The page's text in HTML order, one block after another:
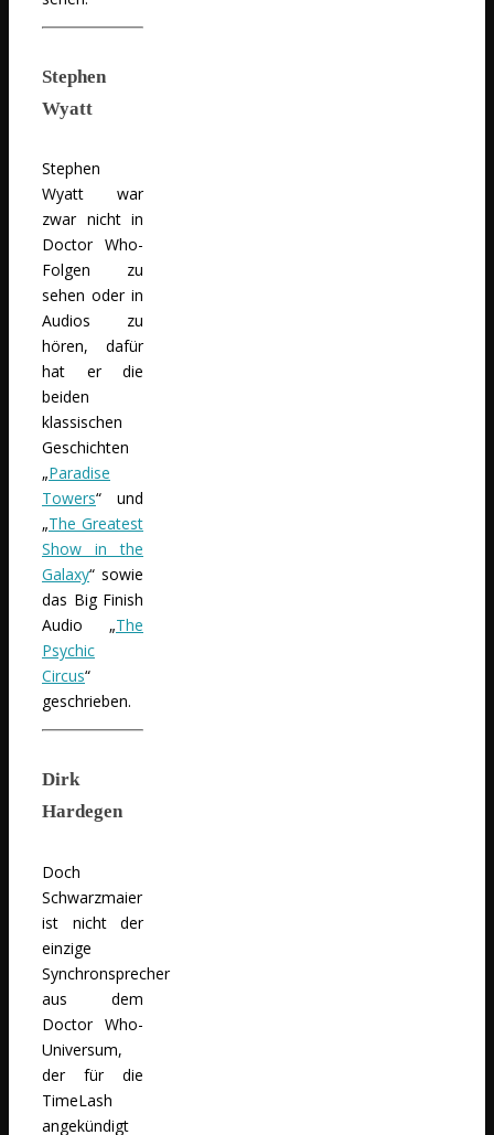
Stephen
Wyatt
Stephen
Wyatt war
zwar nicht in
Doctor Who-
Folgen zu
sehen oder in
Audios zu
hören, dafür
hat er die
beiden
klassischen
Geschichten
„Paradise
Towers“ und
„The Greatest
Show in the
Galaxy“ sowie
das Big Finish
Audio „The
Psychic
Circus“
geschrieben.
Dirk
Hardegen
Doch
Schwarzmaier
ist nicht der
einzige
Synchronsprecher
aus dem
Doctor Who-
Universum,
der für die
TimeLash
angekündigt